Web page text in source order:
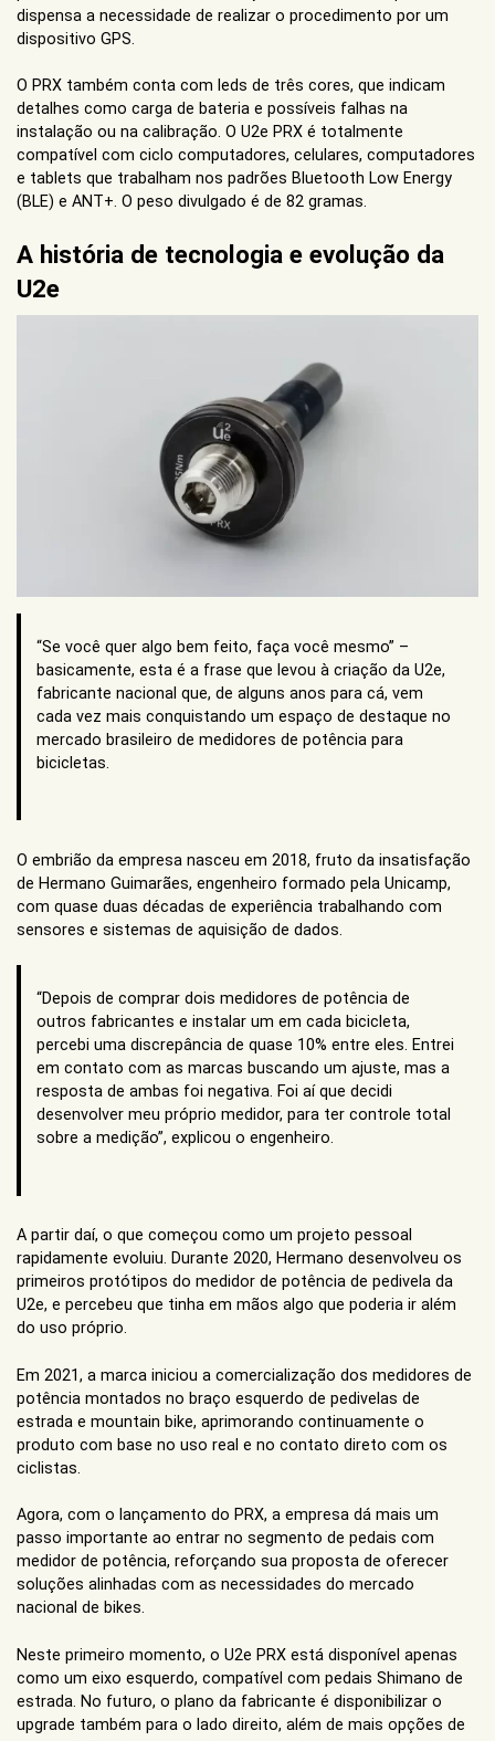
dispensa a necessidade de realizar o procedimento por um
dispositivo GPS.
O PRX também conta com leds de três cores, que indicam
detalhes como carga de bateria e possíveis falhas na
instalação ou na calibração. O U2e PRX é totalmente
compatível com ciclo computadores, celulares, computadores
e tablets que trabalham nos padrões Bluetooth Low Energy
(BLE) e ANT+. O peso divulgado é de 82 gramas.
A história de tecnologia e evolução da
U2e
“Se você quer algo bem feito, faça você mesmo” –
basicamente, esta é a frase que levou à criação da U2e,
fabricante nacional que, de alguns anos para cá, vem
cada vez mais conquistando um espaço de destaque no
mercado brasileiro de medidores de potência para
bicicletas.
O embrião da empresa nasceu em 2018, fruto da insatisfação
de Hermano Guimarães, engenheiro formado pela Unicamp,
com quase duas décadas de experiência trabalhando com
sensores e sistemas de aquisição de dados.
“Depois de comprar dois medidores de potência de
outros fabricantes e instalar um em cada bicicleta,
percebi uma discrepância de quase 10% entre eles. Entrei
em contato com as marcas buscando um ajuste, mas a
resposta de ambas foi negativa. Foi aí que decidi
desenvolver meu próprio medidor, para ter controle total
sobre a medição”, explicou o engenheiro.
A partir daí, o que começou como um projeto pessoal
rapidamente evoluiu. Durante 2020, Hermano desenvolveu os
primeiros protótipos do medidor de potência de pedivela da
U2e, e percebeu que tinha em mãos algo que poderia ir além
do uso próprio.
Em 2021, a marca iniciou a comercialização dos medidores de
potência montados no braço esquerdo de pedivelas de
estrada e mountain bike, aprimorando continuamente o
produto com base no uso real e no contato direto com os
ciclistas.
Agora, com o lançamento do PRX, a empresa dá mais um
passo importante ao entrar no segmento de pedais com
medidor de potência, reforçando sua proposta de oferecer
soluções alinhadas com as necessidades do mercado
nacional de bikes.
Neste primeiro momento, o U2e PRX está disponível apenas
como um eixo esquerdo, compatível com pedais Shimano de
estrada. No futuro, o plano da fabricante é disponibilizar o
upgrade também para o lado direito, além de mais opções de